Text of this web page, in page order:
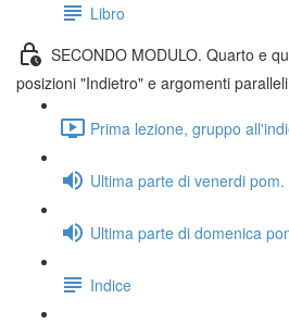
Libro
SECONDO MODULO. Quarto e
posizioni "Indietro" e argomenti paralleli
Prima lezione, gruppo
Ultima parte di venerdi pom.
Ultima parte di domenica
Indice